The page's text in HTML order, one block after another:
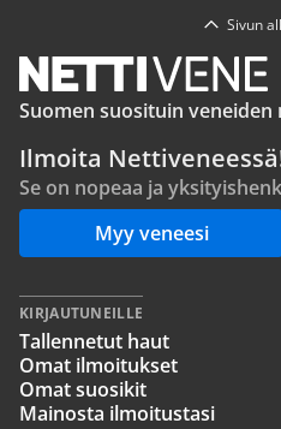
Sivun
Suomen suosituin
Ilmoita
Se on nopeaa ja
Myy veneesi
KIRJAUTUNEILLE
Tallennetut haut
Omat ilmoitukset
Omat suosikit
Mainosta ilmoitustasi